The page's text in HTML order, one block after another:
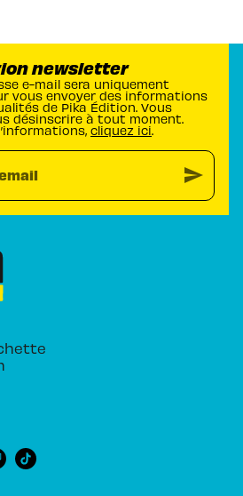
newsletter
e-mail sera uniquement
vous envoyer des informations
de Pika Édition. Vous
désinscrire à tout moment.
cliquez ici.
send